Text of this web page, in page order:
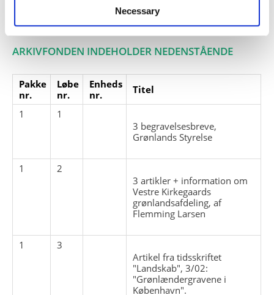
Necessary
ARKIVFONDEN INDEHOLDER NEDENSTÅENDE
Pakke
nr.
Løbe
nr.
Enheds
nr.
Titel
1
1
3 begravelsesbreve,
Grønlands Styrelse
1
2
3 artikler + information om
Vestre Kirkegaards
grønlandsafdeling, af
Flemming Larsen
1
3
Artikel fra tidsskriftet
"Landskab", 3/02:
"Grønlændergravene i
København".